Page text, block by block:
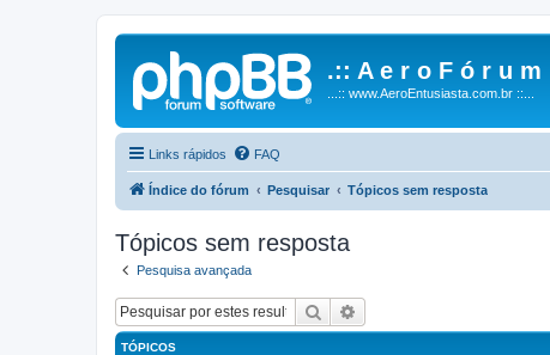
.:: A e r o F ó r u m
...:: www.AeroEntusiasta.com.br ::...
Links rápidos FAQ
Índice do fórum Pesquisar Tópicos sem resposta
Tópicos sem resposta
Pesquisa avançada
Pesquisar
TÓPICOS